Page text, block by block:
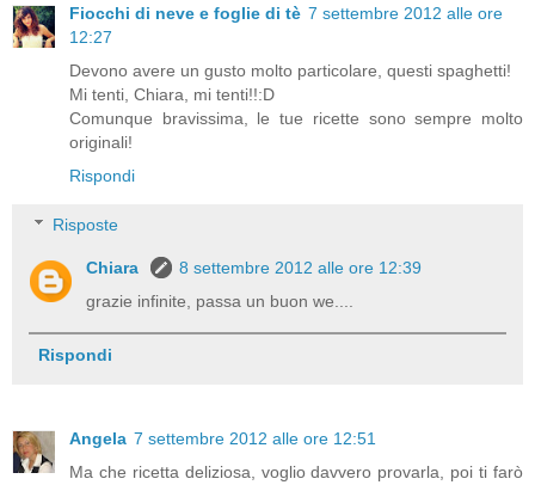
Fiocchi di neve e foglie di tè 7 settembre 2012 alle ore
12:27
Devono avere un gusto molto particolare, questi spaghetti!
Mi tenti, Chiara, mi tenti!!:D
Comunque bravissima, le tue ricette sono sempre molto
originali!
Rispondi
Risposte
Chiara
8 settembre 2012 alle ore 12:39
grazie infinite, passa un buon we....
Rispondi
Angela 7 settembre 2012 alle ore 12:51
Ma che ricetta deliziosa, voglio davvero provarla, poi ti farò